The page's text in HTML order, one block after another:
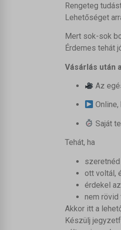
Rengeteg
Lehetőséget
Mert sok-sok
Érdemes tehát
Vásárlás után
Az
Saját
Tehát, ha
ott voltál,
érdekel
nem rövid
Akkor itt a
Készülj